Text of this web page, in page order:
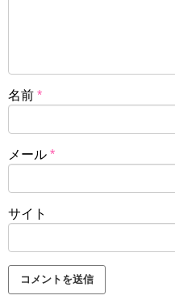
名前 *
メール *
サイト